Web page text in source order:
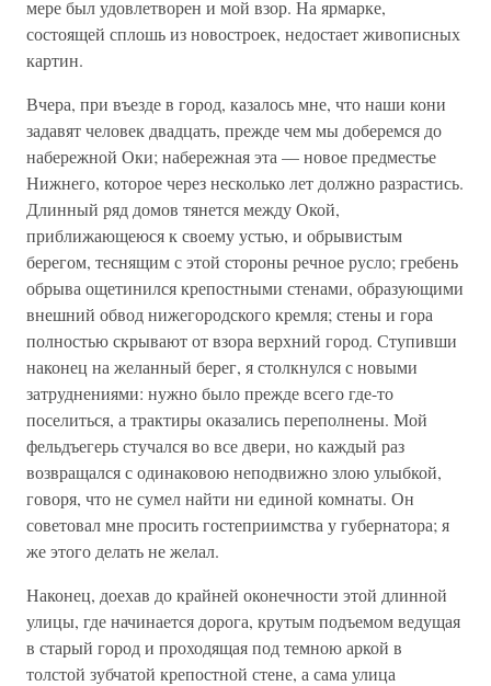
мере был удовлетворен и мой взор. На ярмарке,
состоящей сплошь из новостроек, недостает живописных
картин.
Вчера, при въезде в город, казалось мне, что наши кони
задавят человек двадцать, прежде чем мы доберемся до
набережной Оки; набережная эта — новое предместье
Нижнего, которое через несколько лет должно разрастись.
Длинный ряд домов тянется между Окой,
приближающеюся к своему устью, и обрывистым
берегом, теснящим с этой стороны речное русло; гребень
обрыва ощетинился крепостными стенами, образующими
внешний обвод нижегородского кремля; стены и гора
полностью скрывают от взора верхний город. Ступивши
наконец на желанный берег, я столкнулся с новыми
затруднениями: нужно было прежде всего где-то
поселиться, а трактиры оказались переполнены. Мой
фельдъегерь стучался во все двери, но каждый раз
возвращался с одинаковою неподвижно злою улыбкой,
говоря, что не сумел найти ни единой комнаты. Он
советовал мне просить гостеприимства у губернатора; я
же этого делать не желал.
Наконец, доехав до крайней оконечности этой длинной
улицы, где начинается дорога, крутым подъемом ведущая
в старый город и проходящая под темною аркой в
толстой зубчатой крепостной стене, а сама улица